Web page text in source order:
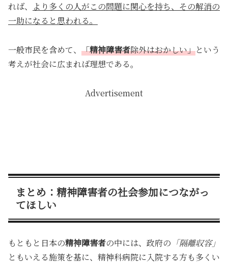
れば、
より多くの人がこの問題に関心を持ち、その解消の
一助になると思われる。
一般市民を含めて、 「精神障害者除外はおかしい」という
考えが社会に広まれば理想である。
Advertisement
まとめ：精神障害者の社会参加につながっ
てほしい
もともと日本の精神障害者の中には、政府の 「隔離収容」
ともいえる施策を基に、精神科病院に入院する方も多くい